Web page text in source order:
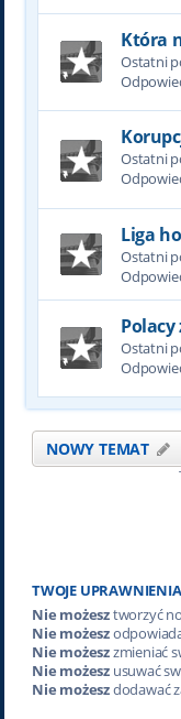
Która
Ostatni
Ostatni
Liga
Ostatni
Ostatni
NOWY TEMAT
TWOJE
Nie możesztworzyć
Nie możesz
Nie możeszzmieniać
Nie możeszusuwać
Nie możeszdodawać